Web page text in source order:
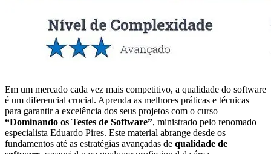
Em um mercado cada vez mais competitivo, a qualidade do software
é um diferencial crucial. Aprenda as melhores práticas e técnicas
para garantir a excelência dos seus projetos com o curso
“Dominando os Testes de Software”, ministrado pelo renomado
especialista Eduardo Pires. Este material abrange desde os
fundamentos até as estratégias avançadas de qualidade de